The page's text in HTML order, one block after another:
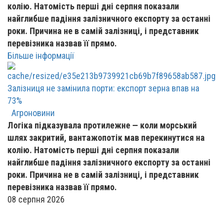
колію. Натомість перші дні серпня показали
найглибше падіння залізничного експорту за останні
роки. Причина не в самій залізниці, і представник
перевізника назвав її прямо.
Більше інформації
Залізниця не замінила порти: експорт зерна впав на
73%
Агроновини
Логіка підказувала протилежне — коли морський
шлях закритий, вантажопотік мав перекинутися на
колію. Натомість перші дні серпня показали
найглибше падіння залізничного експорту за останні
роки. Причина не в самій залізниці, і представник
перевізника назвав її прямо.
08 серпня 2026